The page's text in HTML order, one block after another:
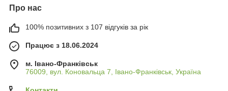
Про нас
100% позитивних з 107 відгуків за рік
Працює з 18.06.2024
м. Івано-Франківськ
76009, вул. Коновальца 7, Івано-Франківськ, Україна